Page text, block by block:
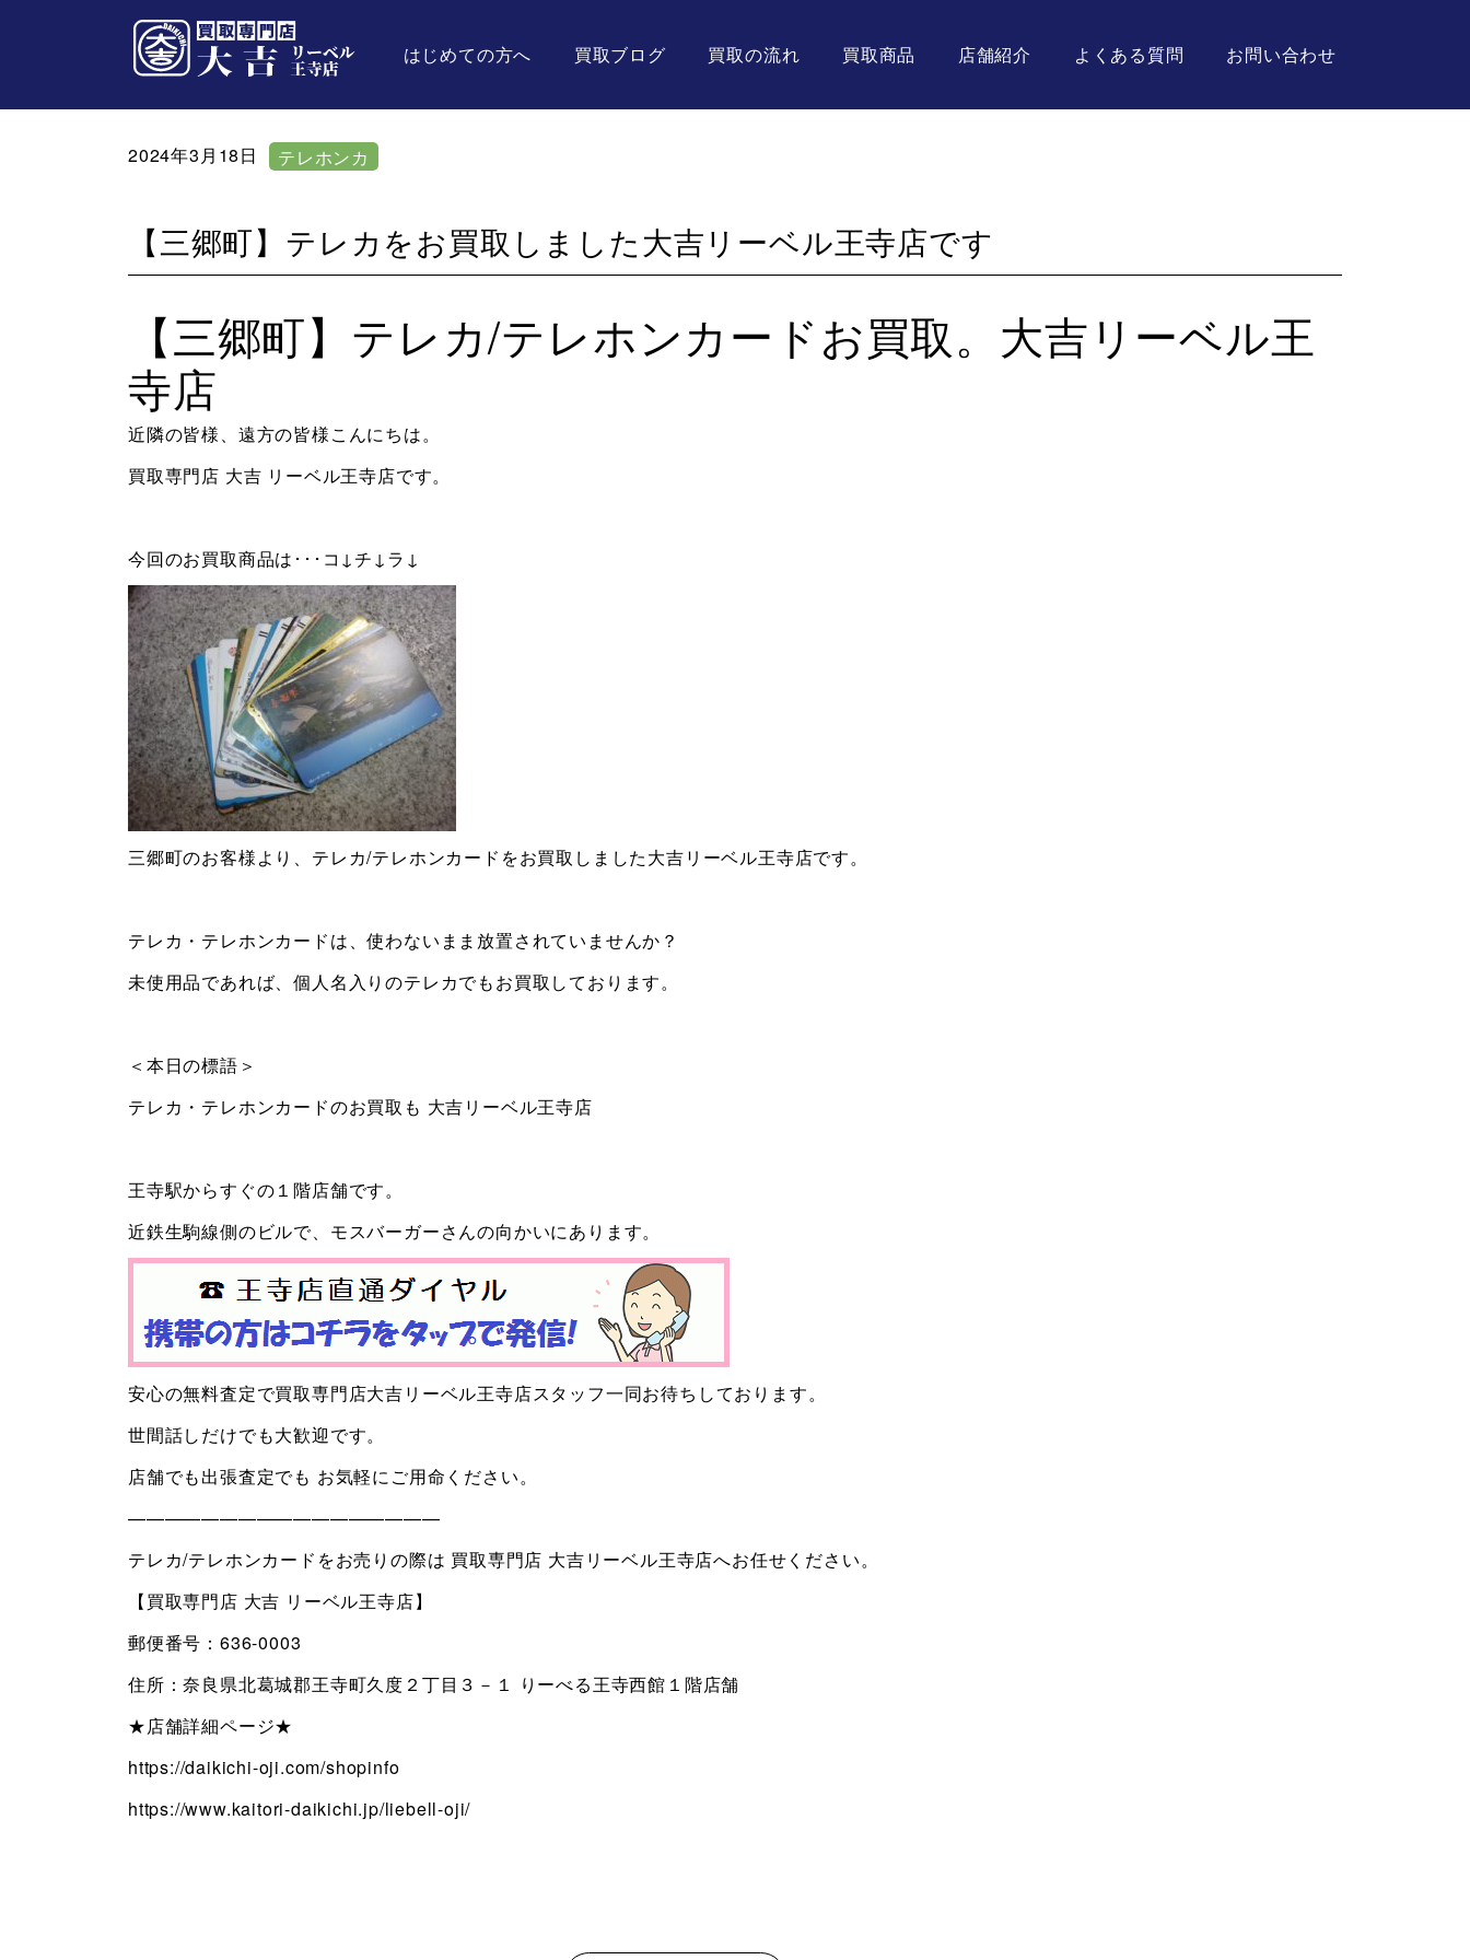
はじめての方へ 買取ブログ 買取の流れ 買取商品 店舗紹介 よくある質問 お問い合わせ
2024年3月18日
テレホンカ
【三郷町】テレカをお買取しました大吉リーベル王寺店です
【三郷町】テレカ/テレホンカードお買取。大吉リーベル王
寺店
近隣の皆様、遠方の皆様こんにちは。
買取専門店 大吉 リーベル王寺店です。
今回のお買取商品は･･･コ↓チ↓ラ↓
三郷町のお客様より、テレカ/テレホンカードをお買取しました大吉リーベル王寺店です。
テレカ・テレホンカードは、使わないまま放置されていませんか？
未使用品であれば、個人名入りのテレカでもお買取しております。
＜本日の標語＞
テレカ・テレホンカードのお買取も 大吉リーベル王寺店
王寺駅からすぐの１階店舗です。
近鉄生駒線側のビルで、モスバーガーさんの向かいにあります。
安心の無料査定で買取専門店大吉リーベル王寺店スタッフ一同お待ちしております。
世間話しだけでも大歓迎です。
店舗でも出張査定でも お気軽にご用命ください。
—————————————————
テレカ/テレホンカードをお売りの際は 買取専門店 大吉リーベル王寺店へお任せください。
【買取専門店 大吉 リーベル王寺店】
郵便番号：636-0003
住所：奈良県北葛城郡王寺町久度２丁目３－１ りーべる王寺西館１階店舗
★店舗詳細ページ★
https://daikichi-oji.com/shopinfo
https://www.kaitori-daikichi.jp/liebell-oji/